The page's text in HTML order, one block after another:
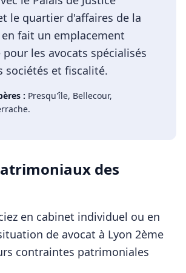
le quartier d'affaires de la
fait un emplacement
les avocats spécialisés
sociétés et fiscalité.
: Presqu'île, Bellecour,
.
des
en cabinet individuel ou en
de avocat à Lyon 2ème
contraintes patrimoniales